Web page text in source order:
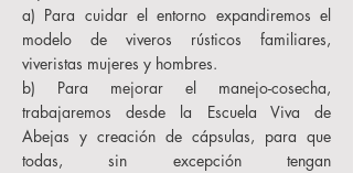
a) Para cuidar el entorno expandiremos el
modelo de viveros rústicos familiares,
viveristas mujeres y hombres.
b) Para mejorar el manejo-cosecha,
trabajaremos desde la Escuela Viva de
Abejas y creación de cápsulas, para que
todas, sin excepción tengan